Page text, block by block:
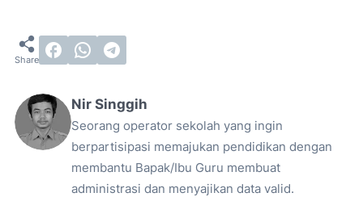
Nir Singgih
Seorang operator sekolah yang ingin
berpartisipasi memajukan pendidikan dengan
membantu Bapak/Ibu Guru membuat
administrasi dan menyajikan data valid.